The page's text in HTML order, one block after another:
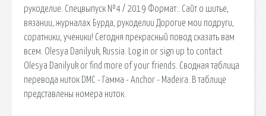
рукоделие. Спецвыпуск №4 / 2019 Формат:. Сайт о шитье,
вязании, журналах Бурда, рукоделии Дорогие мои подруги,
соратники, ученики! Сегодня прекрасный повод сказать вам
всем. Olesya Danilyuk, Russia. Log in or sign up to contact
Olesya Danilyuk or find more of your friends. Сводная таблица
перевода ниток DMC - Гамма - Anchor - Madeira. В таблице
представлены номера ниток.